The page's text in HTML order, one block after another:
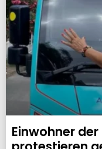
Einwohner